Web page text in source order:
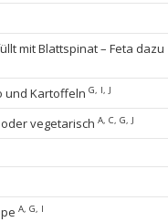
mit Blattspinat – Feta dazu
und Kartoffeln G, I, J
vegetarisch A, C, G, J
A, G, I